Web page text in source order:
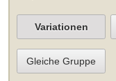
Variationen
Gleiche Gruppe